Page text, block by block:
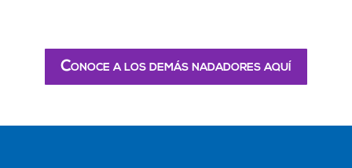
Conoce a los demás nadadores aquí